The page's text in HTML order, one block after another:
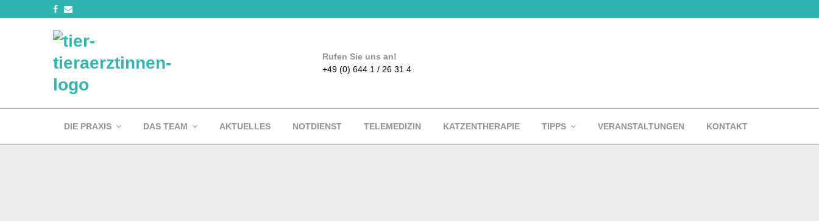
Rufen Sie uns an!
+49 (0) 644 1 / 26 31 4
DIE PRAXIS DAS TEAM AKTUELLES NOTDIENST TELEMEDIZIN KATZENTHERAPIE TIPPS VERANSTALTUNGEN KONTAKT